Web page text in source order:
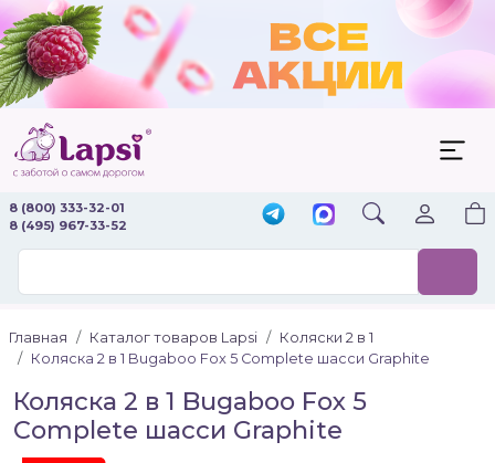
8 (800) 333-32-01
8 (495) 967-33-52
Главная Каталог товаров Lapsi
Коляски 2 в 1
Коляска 2 в 1 Bugaboo Fox 5 Complete шасси Graphite
Коляска 2 в 1 Bugaboo Fox 5
Complete шасси Graphite